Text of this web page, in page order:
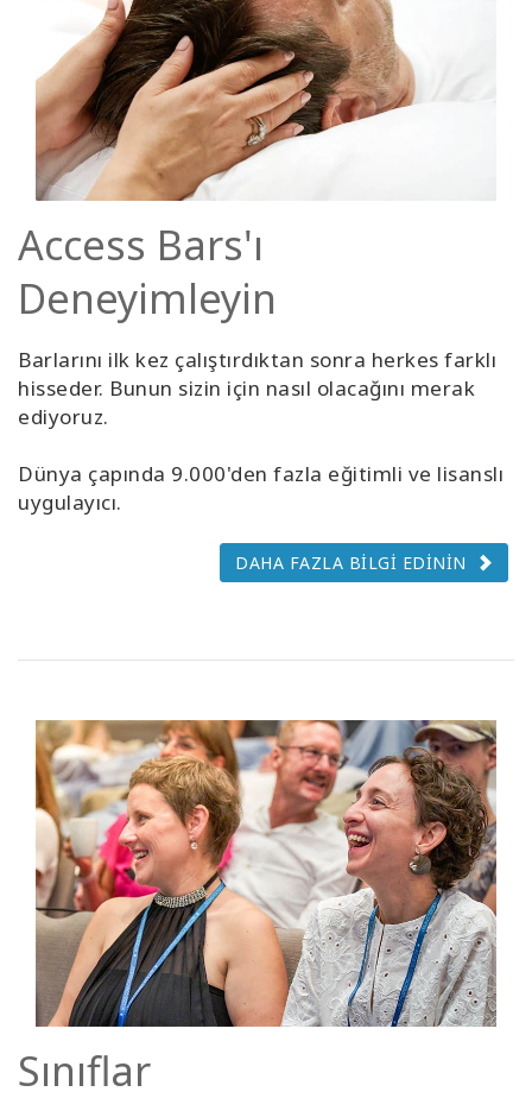
Access Bars'ı
Deneyimleyin
Barlarını ilk kez çalıştırdıktan sonra herkes farklı
hisseder. Bunun sizin için nasıl olacağını merak
ediyoruz.
Dünya çapında 9.000'den fazla eğitimli ve lisanslı
uygulayıcı.
DAHA FAZLA BİLGİ EDİNİN
Sınıflar